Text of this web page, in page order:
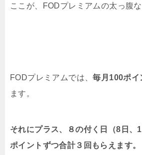
ここが、FODプレミアムの太っ腹な
FODプレミアムでは、毎月100ポイ
ます。
それにプラス、８の付く日（8日、
ポイントずつ合計３回もらえます。